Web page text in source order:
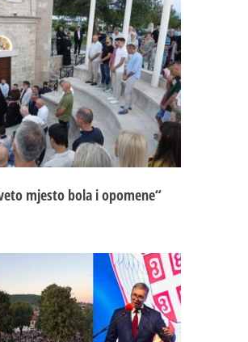
mjesto bola i opomene“